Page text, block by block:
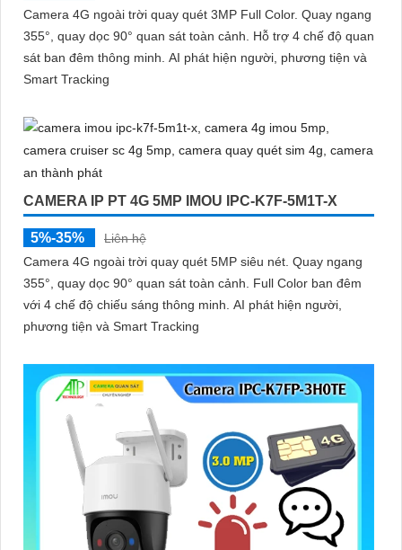
Camera 4G ngoài trời quay quét 3MP Full Color. Quay ngang
355°, quay dọc 90° quan sát toàn cảnh. Hỗ trợ 4 chế độ quan
sát ban đêm thông minh. AI phát hiện người, phương tiện và
Smart Tracking
CAMERA IP PT 4G 5MP IMOU IPC-K7F-5M1T-X
5%-35%
Liên hệ
Camera 4G ngoài trời quay quét 5MP siêu nét. Quay ngang
355°, quay dọc 90° quan sát toàn cảnh. Full Color ban đêm
với 4 chế độ chiếu sáng thông minh. AI phát hiện người,
phương tiện và Smart Tracking